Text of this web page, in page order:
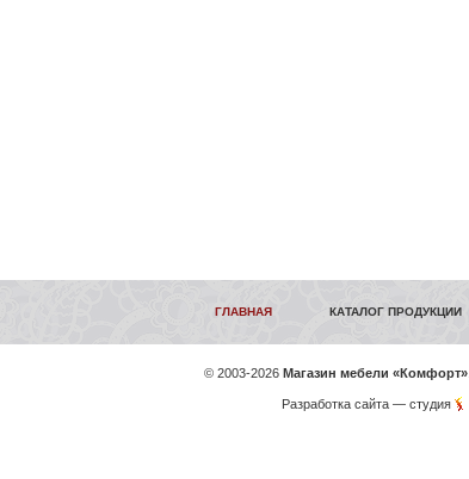
ГЛАВНАЯ КАТАЛОГ ПРОДУКЦИИ
© 2003-2026 Магазин мебели «Комфорт»
Разработка сайта— студия